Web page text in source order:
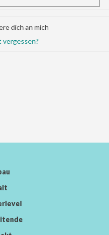
dich an mich
vergessen?